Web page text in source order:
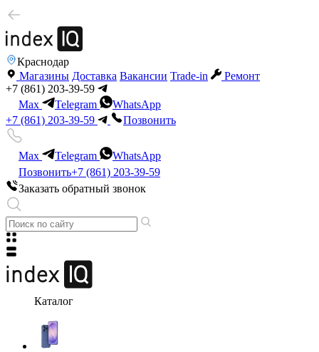
Краснодар
Магазины Доставка Вакансии Trade-in
Ремонт
+7 (861) 203-39-59
Max
Telegram
WhatsApp
+7 (861) 203-39-59
Позвонить
Max Telegram
WhatsApp
Позвонить+7 (861) 203-39-59
Заказать обратный звонок
Каталог